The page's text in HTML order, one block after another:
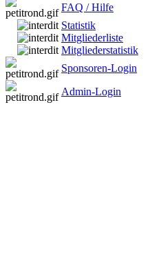
FAQ / Hilfe
Statistik
Mitgliederliste
Mitgliederstatistik
Sponsoren-Login
Admin-Login